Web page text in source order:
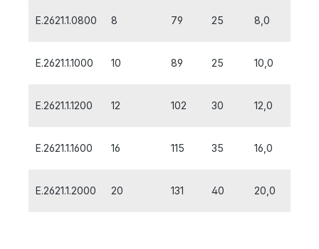
E.2621.1.0800 8 79 25 8,0
E.2621.1.1000 10 89 25 10,0
E.2621.1.1200 12 102 30 12,0
E.2621.1.1600 16 115 35 16,0
E.2621.1.2000 20 131 40 20,0